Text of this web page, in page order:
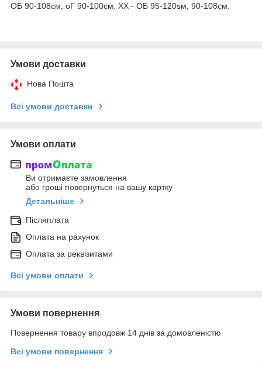
ОБ 90-108cм, оГ 90-100см. ХХ - ОБ 95-120sм, 90-108см.
Умови доставки
Нова Пошта
Всі умови доставки
Умови оплати
Ви отримаєте замовлення
або гроші повернуться на вашу картку
Детальніше
Післяплата
Оплата на рахунок
Оплата за реквізитами
Всі умови оплати
Умови повернення
Повернення товару впродовж 14 днів за домовленістю
Всі умови повернення